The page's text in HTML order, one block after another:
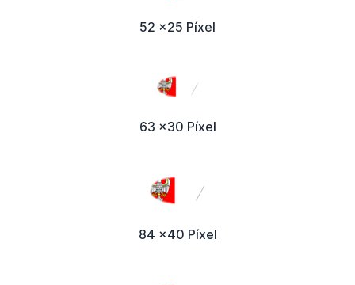
52 x25 Píxel
63 x30 Píxel
84 x40 Píxel